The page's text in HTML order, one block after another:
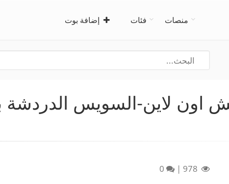
منصات فئات إضافة بوت
978
|
0